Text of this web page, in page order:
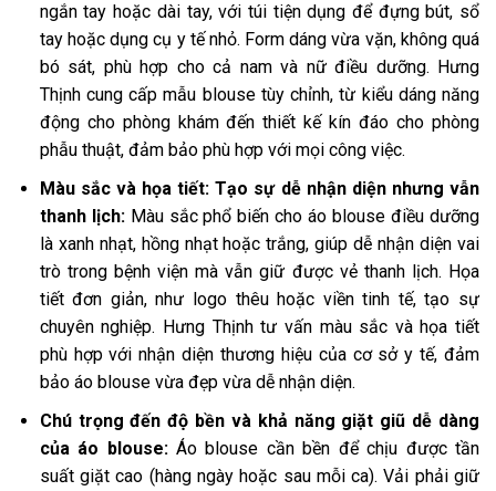
ngắn tay hoặc dài tay, với túi tiện dụng để đựng bút, sổ
tay hoặc dụng cụ y tế nhỏ. Form dáng vừa vặn, không quá
bó sát, phù hợp cho cả nam và nữ điều dưỡng. Hưng
Thịnh cung cấp mẫu blouse tùy chỉnh, từ kiểu dáng năng
động cho phòng khám đến thiết kế kín đáo cho phòng
phẫu thuật, đảm bảo phù hợp với mọi công việc.
Màu sắc và họa tiết: Tạo sự dễ nhận diện nhưng vẫn
thanh lịch: Màu sắc phổ biến cho áo blouse điều dưỡng
là xanh nhạt, hồng nhạt hoặc trắng, giúp dễ nhận diện vai
trò trong bệnh viện mà vẫn giữ được vẻ thanh lịch. Họa
tiết đơn giản, như logo thêu hoặc viền tinh tế, tạo sự
chuyên nghiệp. Hưng Thịnh tư vấn màu sắc và họa tiết
phù hợp với nhận diện thương hiệu của cơ sở y tế, đảm
bảo áo blouse vừa đẹp vừa dễ nhận diện.
Chú trọng đến độ bền và khả năng giặt giũ dễ dàng
của áo blouse:Áo blouse cần bền để chịu được tần
suất giặt cao (hàng ngày hoặc sau mỗi ca). Vải phải giữ